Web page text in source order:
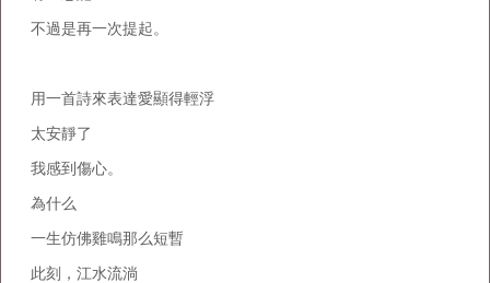
不過是再一次提起。
用一首詩來表達愛顯得輕浮
太安靜了
我感到傷心。
為什么
一生仿佛雞鳴那么短暫
此刻，江水流淌